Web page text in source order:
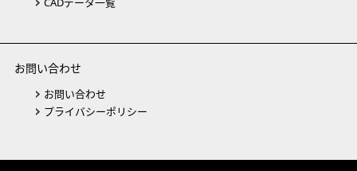
お問い合わせ
お問い合わせ
プライバシーポリシー